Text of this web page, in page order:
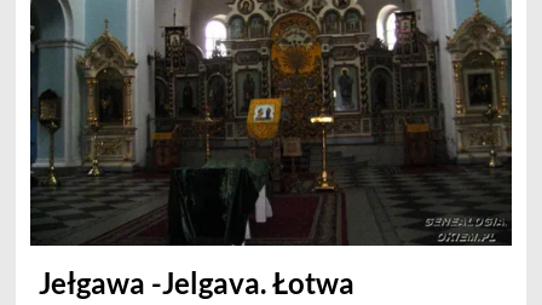
Jakuck, lotnisko Magan oraz port rzeczny na Lenie.
Jełgawa -Jelgava. Łotwa